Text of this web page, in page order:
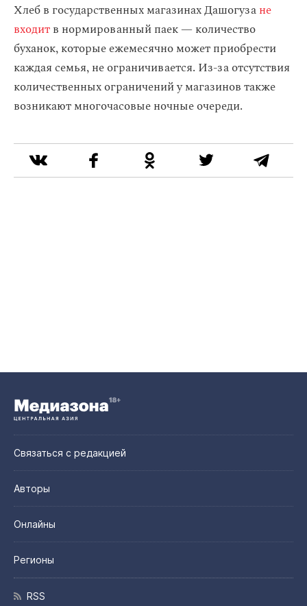
Хлеб в государственных магазинах Дашогузане
входитв нормированный паек — количество
буханок, которые ежемесячно может приобрести
каждая семья, не ограничивается. Из-за отсутствия
количественных ограничений у магазинов также
возникают многочасовые ночные очереди.
Связаться с редакцией
Авторы
Онлайны
Регионы
RSS